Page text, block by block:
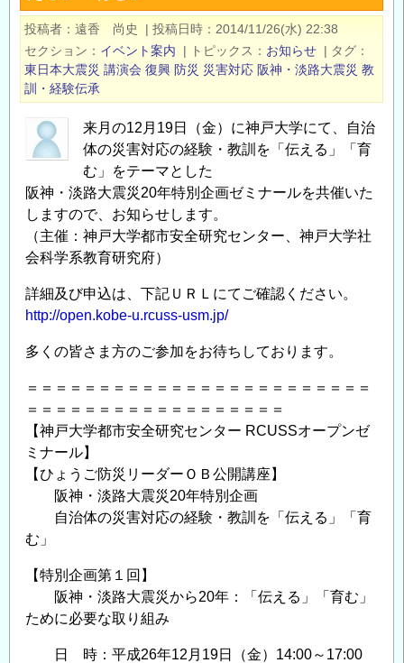
年
度
秋
季
大
会
「空
ド
ロ
ー
ン
（UAV）
を
催
の
ご
内
投稿者 遠香 尚史 | 投稿日時
2014/11/26(水) 22:38
セクション
イベント案内 | トピックス お知らせ | タグ
東日本大震災 講演会 復興 防災 災害対応 阪神・淡路大震災 教
訓・経験伝承
来月の12月19日（金）に神戸大学にて、自治
体の災害対応の経験・教訓を「伝える」「育
む」をテーマとした
阪神・淡路大震災20年特別企画ゼミナールを共催いた
しますので、お知らせします。
（主催：神戸大学都市安全研究センター、神戸大学社
会科学系教育研究府）
詳細及び申込は、下記ＵＲＬにてご確認ください。
http://open.kobe-u.rcuss-usm.jp/
多くの皆さま方のご参加をお待ちしております。
＝＝＝＝＝＝＝＝＝＝＝＝＝＝＝＝＝＝＝＝＝＝＝＝
＝＝＝＝＝＝＝＝＝＝＝＝＝＝＝＝＝＝
【神戸大学都市安全研究センター RCUSSオープンゼ
ミナール】
【ひょうご防災リーダーＯＢ公開講座】
阪神・淡路大震災20年特別企画
自治体の災害対応の経験・教訓を「伝える」「育
む」
【特別企画第１回】
阪神・淡路大震災から20年：「伝える」「育む」
ために必要な取り組み
日 時：平成26年12月19日（金）14:00～17:00